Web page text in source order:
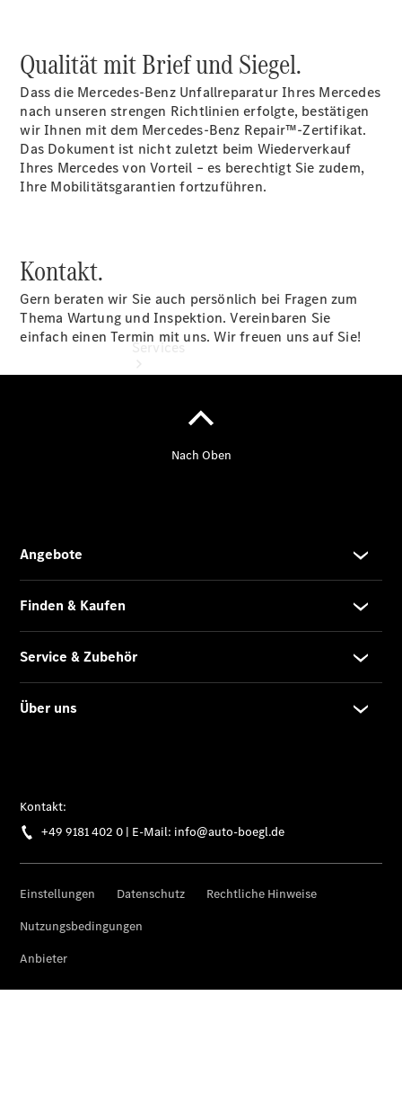
-
Bedarfsgerechte
Wartung für
Ihren Mercedes-
Benz
Transporter
Services
Qualität mit Brief und Siegel.
Dass die Mercedes-Benz Unfallreparatur Ihres Mercedes
nach unseren strengen Richtlinien erfolgte, bestätigen
wir Ihnen mit dem Mercedes-Benz Repair™-Zertifikat.
Das Dokument ist nicht zuletzt beim Wiederverkauf
Ihres Mercedes von Vorteil – es berechtigt Sie zudem,
Ihre Mobilitätsgarantien fortzuführen.
Kontakt.
Gern beraten wir Sie auch persönlich bei Fragen zum
Thema Wartung und Inspektion. Vereinbaren Sie
einfach einen Termin mit uns. Wir freuen uns auf Sie!